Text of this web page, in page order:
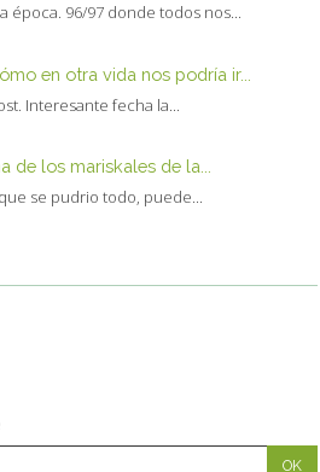
96/97 donde todos nos...
en otra vida nos podría ir...
Interesante fecha la...
de los mariskales de la...
se pudrio todo, puede...